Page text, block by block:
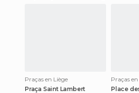
Praças en Liège
Praça Saint Lambert
Praças
Place